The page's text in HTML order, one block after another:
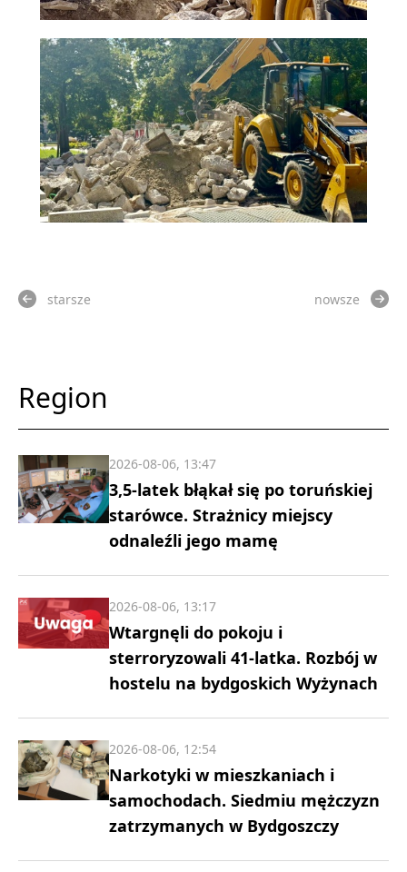
starsze nowsze
Region
3,5-latek błąkał się po toruńskiej
starówce. Strażnicy miejscy
odnaleźli jego mamę
2026-08-06, 13:47
Wtargnęli do pokoju i
sterroryzowali 41-latka. Rozbój w
hostelu na bydgoskich Wyżynach
2026-08-06, 13:17
Narkotyki w mieszkaniach i
samochodach. Siedmiu mężczyzn
zatrzymanych w Bydgoszczy
2026-08-06, 12:54